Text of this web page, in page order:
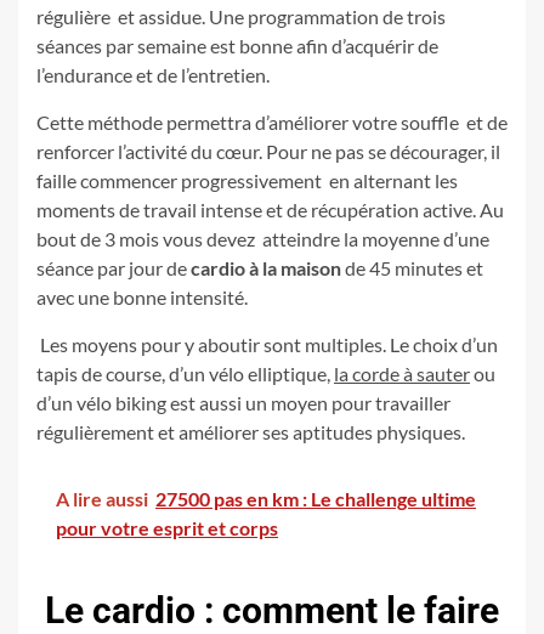
régulière et assidue. Une programmation de trois
séances par semaine est bonne afin d’acquérir de
l’endurance et de l’entretien.
Cette méthode permettra d’améliorer votre souffle et de
renforcer l’activité du cœur. Pour ne pas se décourager, il
faille commencer progressivement en alternant les
moments de travail intense et de récupération active. Au
bout de 3 mois vous devez atteindre la moyenne d’une
séance par jour decardio à la maisonde 45 minutes et
avec une bonne intensité.
Les moyens pour y aboutir sont multiples. Le choix d’un
tapis de course, d’un vélo elliptique, la corde à sauterou
d’un vélo biking est aussi un moyen pour travailler
régulièrement et améliorer ses aptitudes physiques.
A lire aussi 27500 pas en km : Le challenge ultime
pour votre esprit et corps
Le cardio : comment le faire